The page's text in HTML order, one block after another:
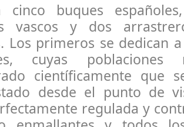
cinco buques
vascos y dos
Los primeros se dedican
cuyas poblaciones
científicamente que
desde el punto de
regulada y